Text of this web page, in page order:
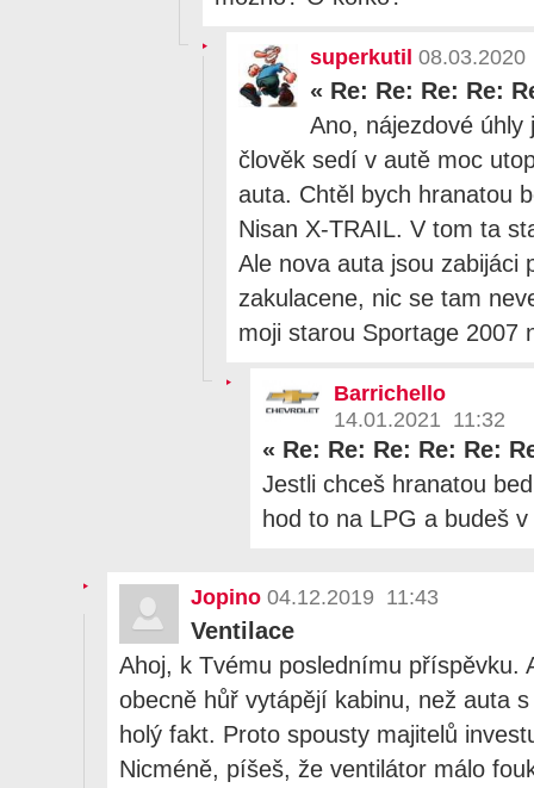
superkutil
« Re: Re: Re: Re:
Ano, nájezdové úhly
člověk sedí v autě moc
auta. Chtěl bych hranatou
Nisan X-TRAIL. V tom ta
Ale nova auta jsou zabijáci
zakulacene, nic se tam
moji starou Sportage 2007
Barrichello
14.01.2021 11:32
« Re: Re: Re: Re: Re:
Jestli chceš hranatou
hod to na LPG a budeš
Jopino 04.12.2019 11:43
Ventilace
Ahoj, k Tvému poslednímu příspěvku.
obecně hůř vytápějí kabinu, než auta
holý fakt. Proto spousty majitelů
Nicméně, píšeš, že ventilátor málo